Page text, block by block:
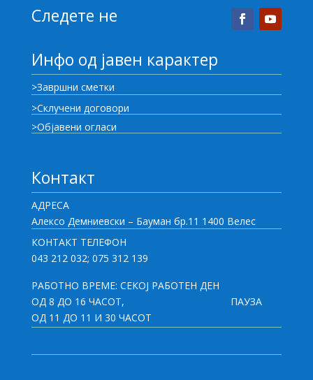
Следете не
Инфо од јавен карактер
>Завршни сметки
>Склучени договори
>Објавени огласи
Контакт
АДРЕСА
Алексо Демниевски – Бауман бр.11 1400 Велес
КОНТАКТ ТЕЛЕФОН
043 212 032; 075 312 139
РАБОТНО ВРЕМЕ: СЕКОЈ РАБОТЕН ДЕН
ОД 8 ДО 16 ЧАСОТ, ПАУЗА
ОД 11 ДО 11 И 30 ЧАСОТ